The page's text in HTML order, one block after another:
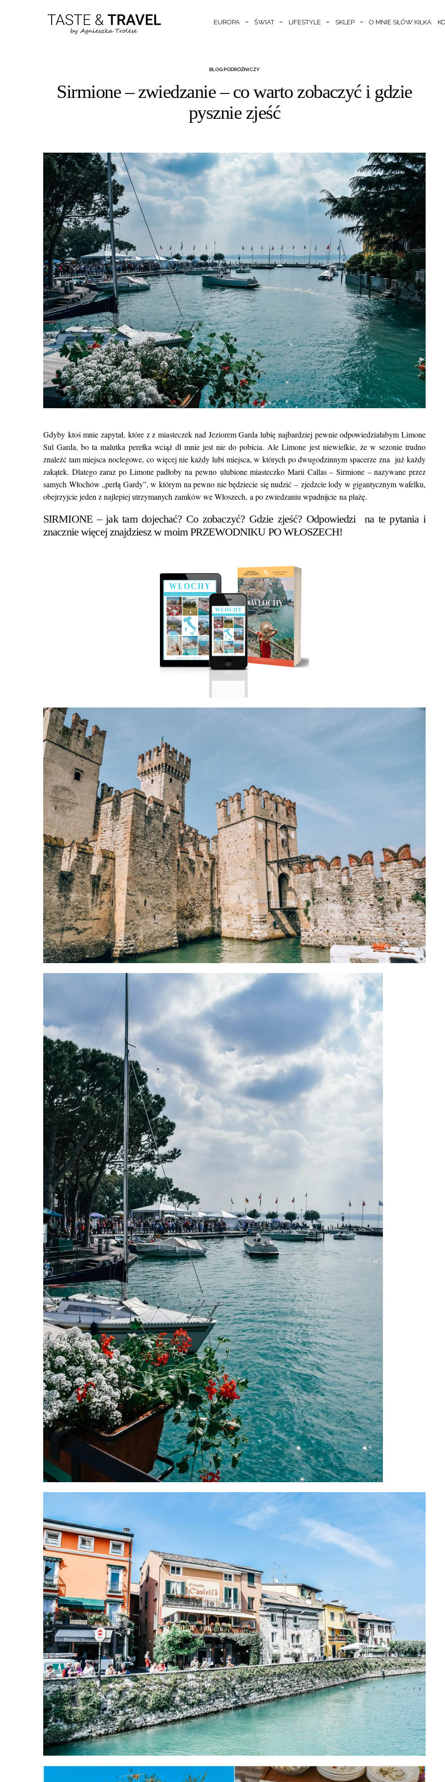
EUROPA ŚWIAT LIFESTYLE SKLEP O MNIE SŁÓW KILKA
BLOG PODRÓŻNICZY
Sirmione – zwiedzanie – co warto zobaczyć i gdzie
pysznie zjeść
Gdyby ktoś mnie zapytał, które z z miasteczek nad Jeziorem Garda lubię najbardziej pewnie odpowiedziałabym Limone
Sul Garda, bo ta malutka perełka wciąż dl mnie jest nie do pobicia. Ale Limone jest niewielkie, że w sezonie trudno
znaleźć tam miejsca noclegowe, co więcej nie każdy lubi miejsca, w których po dwugodzinnym spacerze zna już każdy
zakątek. Dlatego zaraz po Limone padłoby na pewno ulubione miasteczko Marii Callas – Sirmione – nazywane przez
samych Włochów „perłą Gardy”, w którym na pewno nie będziecie się nudzić – zjedzcie lody w gigantycznym wafelku,
obejrzyjcie jeden z najlepiej utrzymanych zamków we Włoszech, a po zwiedzaniu wpadnijcie na plażę.
SIRMIONE – jak tam dojechać? Co zobaczyć? Gdzie zjeść? Odpowiedzi na te pytania i
znacznie więcej znajdziesz w moimPRZEWODNIKU PO WŁOSZECH!
gdzie warto się wybrać
miejsc, w których może
BLOG
Kuba. Wycieczka objazdowa: na
rękę vs z biurem podróży. Plan